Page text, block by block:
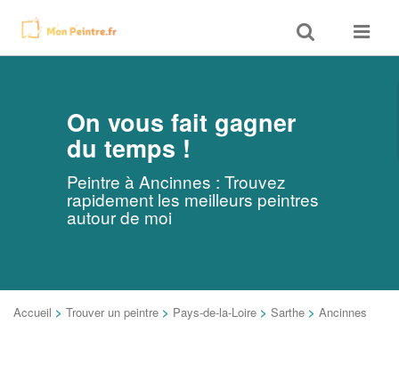
Toggle
search
Toggle
On vous fait gagner
du temps !
Peintre à Ancinnes : Trouvez
rapidement les meilleurs peintres
autour de moi
Accueil > Trouver un peintre > Pays-de-la-Loire > Sarthe > Ancinnes